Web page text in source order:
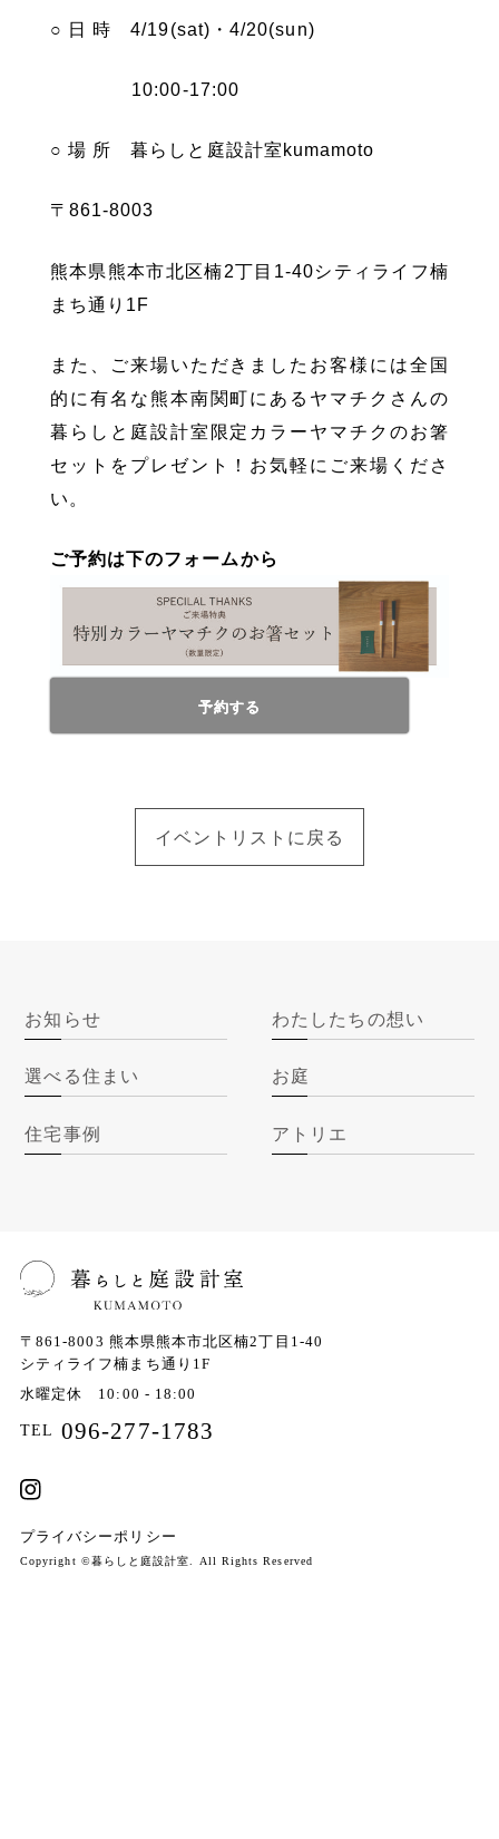
○ 日 時 4/19(sat)・4/20(sun)
10:00-17:00
○ 場 所 暮らしと庭設計室kumamoto
〒861-8003
熊本県熊本市北区楠2丁目1-40シティライフ楠
まち通り1F
また、ご来場いただきましたお客様には全国
的に有名な熊本南関町にあるヤマチクさんの
暮らしと庭設計室限定カラーヤマチクのお箸
セットをプレゼント！お気軽にご来場くださ
い。
ご予約は下のフォームから
予約する
イベントリストに戻る
お知らせ わたしたちの想い
選べる住まい お庭
住宅事例 アトリエ
〒861-8003 熊本県熊本市北区楠2丁目1-40
シティライフ楠まち通り1F
水曜定休 10:00 - 18:00
TEL 096-277-1783
プライバシーポリシー
Copyright ©暮らしと庭設計室. All Rights Reserved